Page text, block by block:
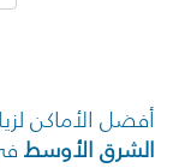
أفضل الأماكن
الشرق الأوسط